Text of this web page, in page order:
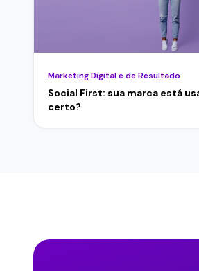
Marketing Digital e de Resultado
Social First: sua marca está
certo?